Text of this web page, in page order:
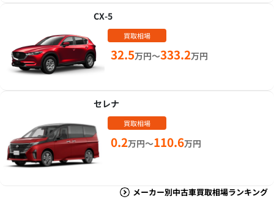
CX-5
買取相場
32.5万円～333.2万円
セレナ
買取相場
0.2万円～110.6万円
メーカー別中古車買取相場ランキング